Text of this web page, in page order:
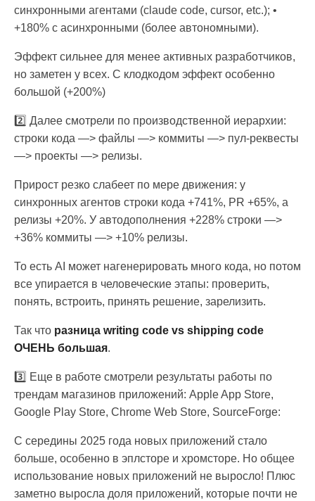
синхронными агентами (claude code, cursor, etc.); •
+180% с асинхронными (более автономными).
Эффект сильнее для менее активных разработчиков,
но заметен у всех. С клодкодом эффект особенно
большой (+200%)
2️⃣ Далее смотрели по производственной иерархии:
строки кода —> файлы —> коммиты —> пул-реквесты
—> проекты —> релизы.
Прирост резко слабеет по мере движения: у
синхронных агентов строки кода +741%, PR +65%, а
релизы +20%. У автодополнения +228% строки —>
+36% коммиты —> +10% релизы.
То есть AI может нагенерировать много кода, но потом
все упирается в человеческие этапы: проверить,
понять, встроить, принять решение, зарелизить.
Так что разница writing code vs shipping code
ОЧЕНЬ большая.
3️⃣ Еще в работе смотрели результаты работы по
трендам магазинов приложений: Apple App Store,
Google Play Store, Chrome Web Store, SourceForge:
С середины 2025 года новых приложений стало
больше, особенно в эплсторе и хромсторе. Но общее
использование новых приложений не выросло! Плюс
заметно выросла доля приложений, которые почти не